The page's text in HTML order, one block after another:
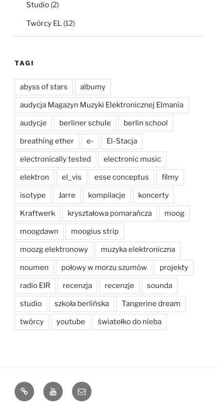
Studio (2)
Twórcy EL (12)
TAGI
abyss of stars albumy
audycja Magazyn Muzyki Elektronicznej Elmania
audycje berliner schule berlin school
breathing ether e- El-Stacja
electronically tested electronic music
elektron el_vis esse conceptus filmy
isotype Jarre kompilacje koncerty
Kraftwerk kryształowa pomarańcza moog
moogdawn moogius strip
moozg elektronowy muzyka elektroniczna
noumen połowy w morzu szumów projekty
radio EIR recenzja recenzje sounda
studio szkoła berlińska Tangerine dream
twórcy youtube światełko do nieba
bandcampYoutubee-
mail